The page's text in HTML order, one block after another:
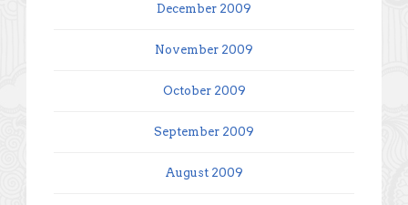
December 2009
November 2009
October 2009
September 2009
August 2009